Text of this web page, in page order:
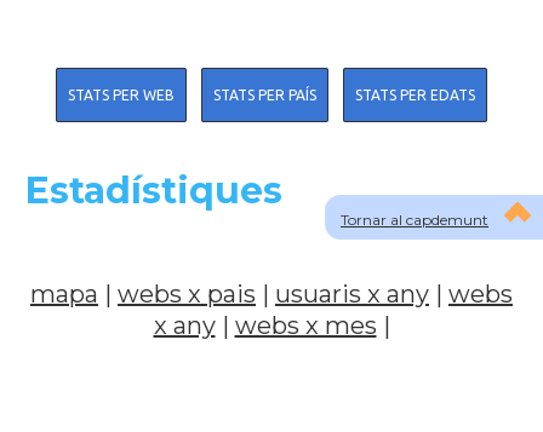
Tornar al capdemunt
STATS PER WEB STATS PER PAÍS STATS PER EDATS
Estadístiques
mapa | webs x pais | usuaris x any | webs
x any| webs x mes |